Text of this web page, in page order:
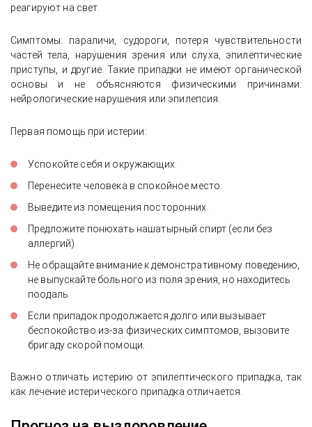
реагируют на свет.
Симптомы: параличи, судороги, потеря чувствительности
частей тела, нарушения зрения или слуха, эпилептические
приступы, и другие. Такие припадки не имеют органической
основы и не объясняются физическими причинами:
нейрологические нарушения или эпилепсия.
Первая помощь при истерии:
Успокойте себя и окружающих.
Перенесите человека в спокойное место.
Выведите из помещения посторонних.
Предложите понюхать нашатырный спирт (если без
аллергий).
Не обращайте внимание к демонстративному поведению,
не выпускайте больного из поля зрения, но находитесь
поодаль.
Если припадок продолжается долго или вызывает
беспокойство из-за физических симптомов, вызовите
бригаду скорой помощи.
Важно отличать истерию от эпилептического припадка, так
как лечение истерического припадка отличается.